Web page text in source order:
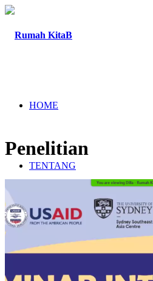
HOME
TENTANG
PROGRAM
Penelitian